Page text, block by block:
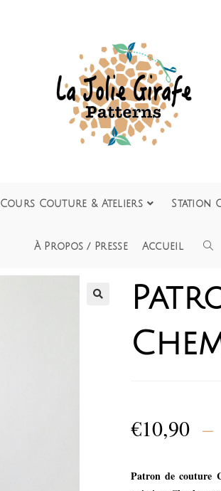
Cours Couture & Ateliers Station
À Propos / Presse Accueil
€10,90 –
Patron de couture